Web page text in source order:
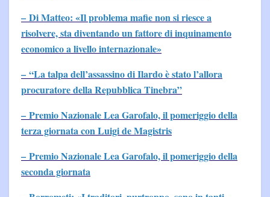
– Di Matteo: «Il problema mafie non si riesce a
risolvere, sta diventando un fattore di inquinamento
economico a livello internazionale»
– “La talpa dell’assassino di Ilardo è stato l’allora
procuratore della Repubblica Tinebra”
– Premio Nazionale Lea Garofalo, il pomeriggio della
terza giornata con Luigi de Magistris
– Premio Nazionale Lea Garofalo, il pomeriggio della
seconda giornata